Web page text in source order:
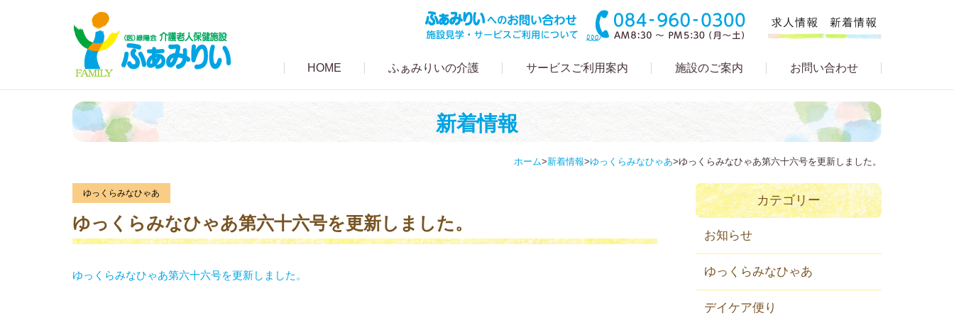
HOME ふぁみりいの介護 サービスご利用案内 施設のご案内 お問い合わせ
新着情報
ホーム>新着情報>ゆっくらみなひゃあ>ゆっくらみなひゃあ第六十六号を更新しました。
ゆっくらみなひゃあ
ゆっくらみなひゃあ第六十六号を更新しました。
ゆっくらみなひゃあ第六十六号を更新しました。
カテゴリー
お知らせ
ゆっくらみなひゃあ
デイケア便り